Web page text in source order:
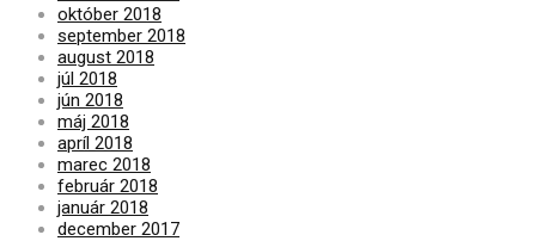
október 2018
september 2018
august 2018
júl 2018
jún 2018
máj 2018
apríl 2018
marec 2018
február 2018
január 2018
december 2017